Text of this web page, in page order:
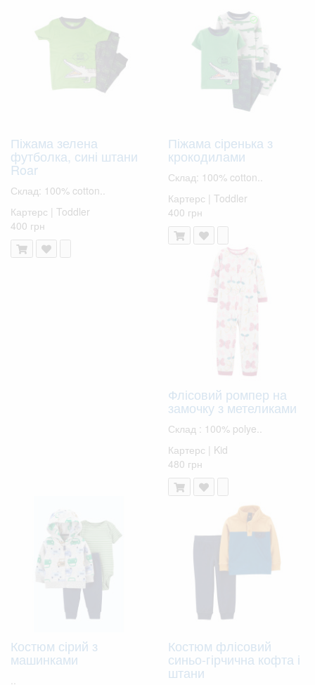
Піжама зелена
футболка, сині штани
Roar
Склад: 100% cotton..
Картерс | Toddler
400 грн
Піжама сіренька з
крокодилами
Склад: 100% cotton..
Картерс | Toddler
400 грн
Флісовий ромпер на
замочку з метеликами
Склад : 100% polye..
Картерс | Kid
480 грн
Костюм сірий з
машинками
Костюм флісовий
синьо-гірчична кофта і
штани